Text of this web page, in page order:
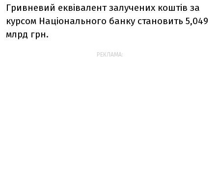
Гривневий еквівалент залучених коштів за
курсом Національного банку становить 5,049
млрд грн.
РЕКЛАМА: